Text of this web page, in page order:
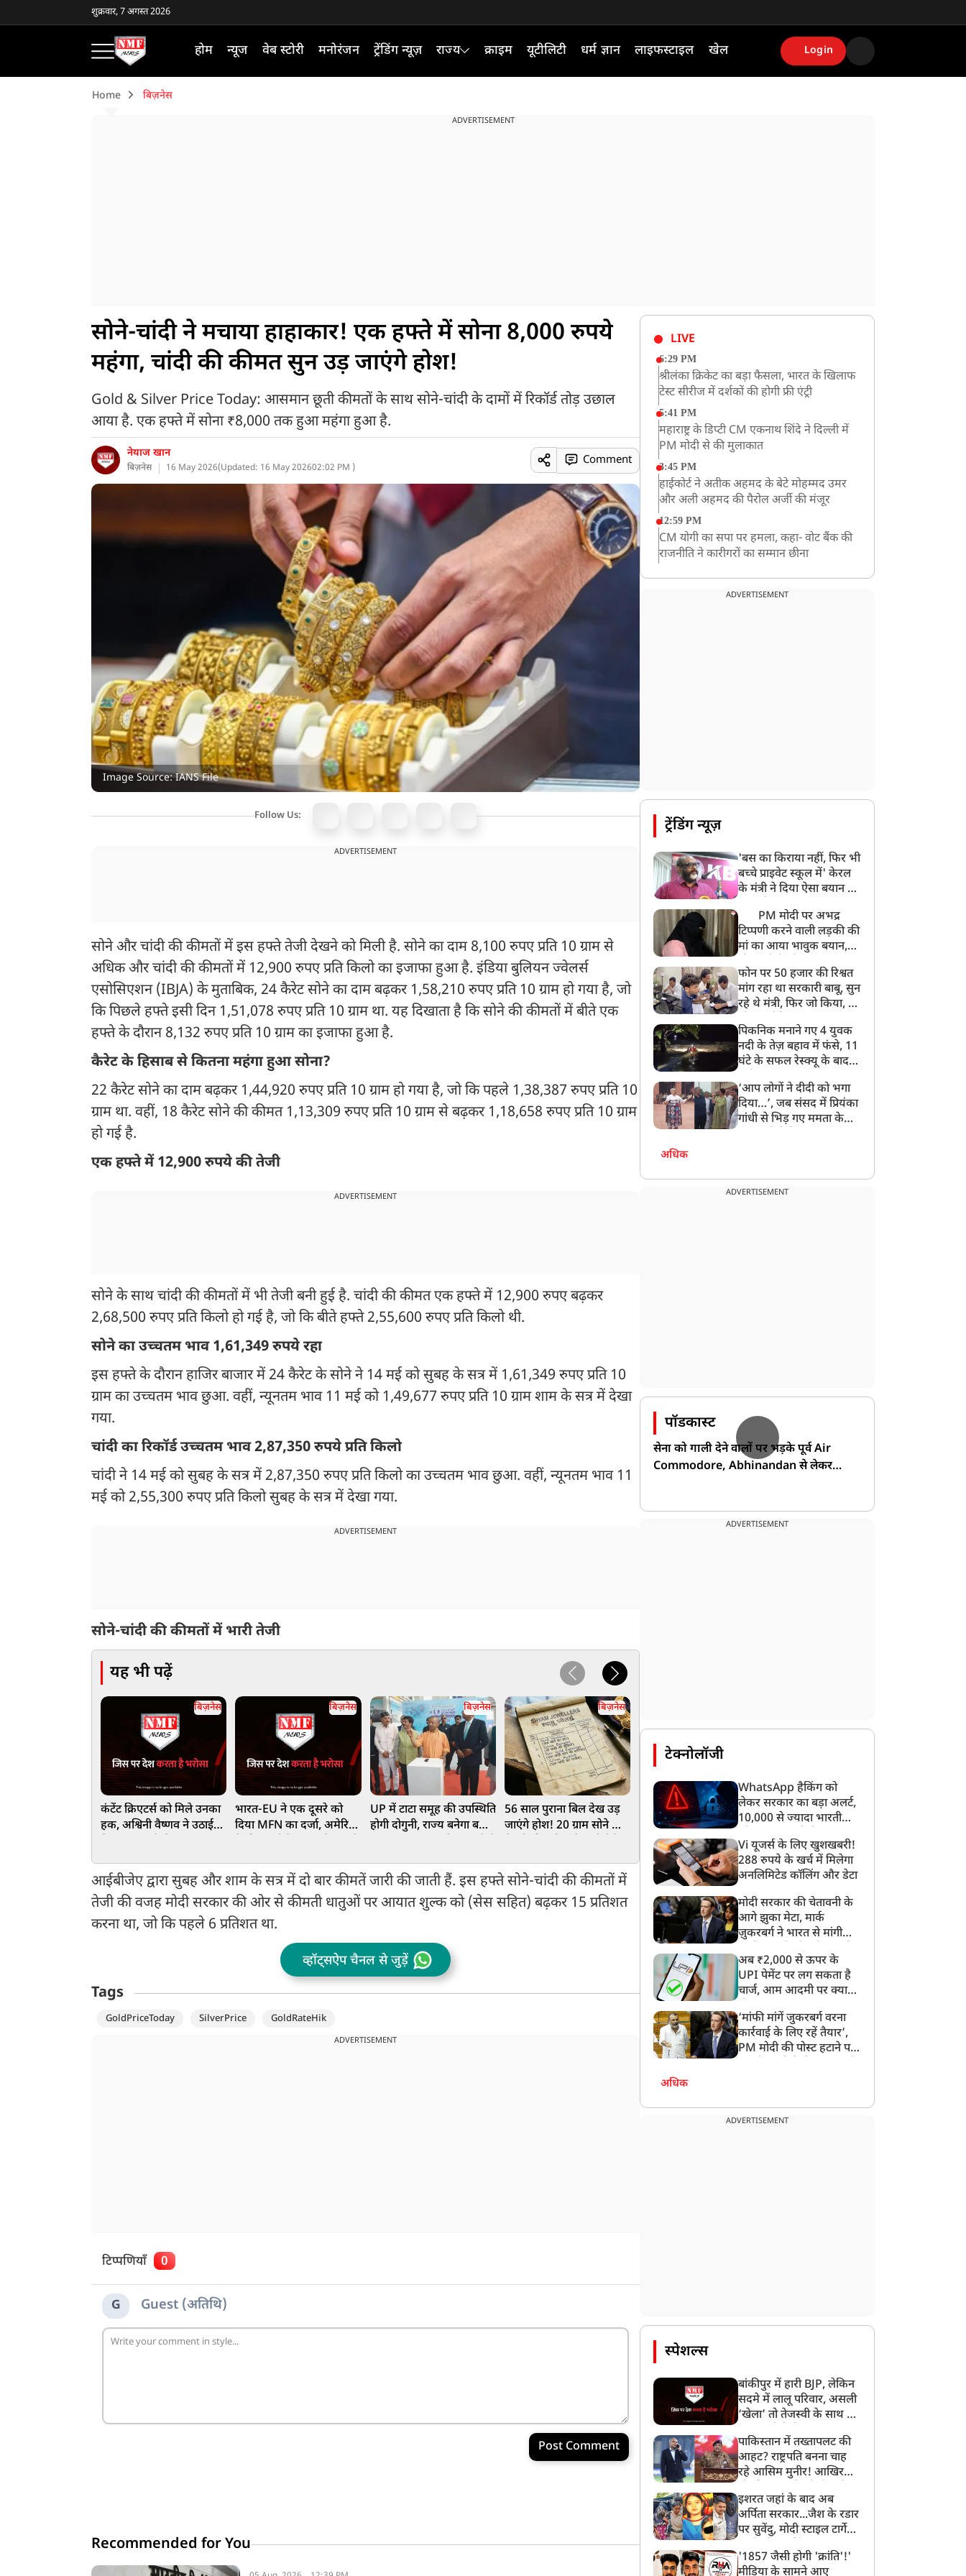
शुक्रवार, 7 अगस्त 2026
होम न्यूज वेब स्टोरी मनोरंजन ट्रेंडिंग न्यूज़ राज्य क्राइम यूटीलिटी धर्म ज्ञान लाइफस्टाइल खेल Login
Home बिज़नेस
ADVERTISEMENT
सोने-चांदी ने मचाया हाहाकार! एक हफ्ते में सोना 8,000 रुपये
महंगा, चांदी की कीमत सुन उड़ जाएंगे होश!
Gold & Silver Price Today: आसमान छूती कीमतों के साथ सोने-चांदी के दामों में रिकॉर्ड तोड़ उछाल
आया है. एक हफ्ते में सोना ₹8,000 तक हुआ महंगा हुआ है.
नेयाज खान
बिज़नेस 16 May 2026(Updated: 16 May 202602:02 PM )
Comment
Image Source: IANS File
Follow Us:
ADVERTISEMENT
सोने और चांदी की कीमतों में इस हफ्ते तेजी देखने को मिली है. सोने का दाम 8,100 रुपए प्रति 10 ग्राम से
अधिक और चांदी की कीमतों में 12,900 रुपए प्रति किलो का इजाफा हुआ है. इंडिया बुलियन ज्वेलर्स
एसोसिएशन (IBJA) के मुताबिक, 24 कैरेट सोने का दाम बढ़कर 1,58,210 रुपए प्रति 10 ग्राम हो गया है, जो
कि पिछले हफ्ते इसी दिन 1,51,078 रुपए प्रति 10 ग्राम था. यह दिखाता है कि सोने की कीमतों में बीते एक
हफ्ते के दौरान 8,132 रुपए प्रति 10 ग्राम का इजाफा हुआ है.
कैरेट के हिसाब से कितना महंगा हुआ सोना?
22 कैरेट सोने का दाम बढ़कर 1,44,920 रुपए प्रति 10 ग्राम हो गया है, जो कि पहले 1,38,387 रुपए प्रति 10
ग्राम था. वहीं, 18 कैरेट सोने की कीमत 1,13,309 रुपए प्रति 10 ग्राम से बढ़कर 1,18,658 रुपए प्रति 10 ग्राम
हो गई है.
एक हफ्ते में 12,900 रुपये की तेजी
ADVERTISEMENT
सोने के साथ चांदी की कीमतों में भी तेजी बनी हुई है. चांदी की कीमत एक हफ्ते में 12,900 रुपए बढ़कर
2,68,500 रुपए प्रति किलो हो गई है, जो कि बीते हफ्ते 2,55,600 रुपए प्रति किलो थी.
सोने का उच्चतम भाव 1,61,349 रुपये रहा
इस हफ्ते के दौरान हाजिर बाजार में 24 कैरेट के सोने ने 14 मई को सुबह के सत्र में 1,61,349 रुपए प्रति 10
ग्राम का उच्चतम भाव छुआ. वहीं, न्यूनतम भाव 11 मई को 1,49,677 रुपए प्रति 10 ग्राम शाम के सत्र में देखा
गया.
चांदी का रिकॉर्ड उच्चतम भाव 2,87,350 रुपये प्रति किलो
चांदी ने 14 मई को सुबह के सत्र में 2,87,350 रुपए प्रति किलो का उच्चतम भाव छुआ. वहीं, न्यूनतम भाव 11
मई को 2,55,300 रुपए प्रति किलो सुबह के सत्र में देखा गया.
ADVERTISEMENT
सोने-चांदी की कीमतों में भारी तेजी
यह भी पढ़ें
बिज़नेस
कंटेंट क्रिएटर्स को मिले उनका
हक, अश्विनी वैष्णव ने उठाई
बिज़नेस
भारत-EU ने एक दूसरे को
दिया MFN का दर्जा, अमेरिका
बिज़नेस
UP में टाटा समूह की उपस्थिति
होगी दोगुनी, राज्य बनेगा बड़ा
रोजगार
बिज़नेस
56 साल पुराना बिल देख उड़
जाएंगे होश! 20 ग्राम सोने की
सोने की धीमी चाल, लेकिन
चांदी ने पकड़ी तेज रफ्तार,
2.73 लाख रुपये के पार, जानें
आज के ताजा भाव
अमेरिका-ईरान के बीच जंग का
असर, कच्चे तेल की कीमतों में
उछाल, 1 प्रतिशत तक महंगा
हुआ क्रूड ऑयल
आईबीजेए द्वारा सुबह और शाम के सत्र में दो बार कीमतें जारी की जाती हैं. इस हफ्ते सोने-चांदी की कीमतों में
तेजी की वजह मोदी सरकार की ओर से कीमती धातुओं पर आयात शुल्क को (सेस सहित) बढ़कर 15 प्रतिशत
करना था, जो कि पहले 6 प्रतिशत था.
व्हॉट्सऐप चैनल से जुड़ें
Tags
GoldPriceToday SilverPrice GoldRateHik
ADVERTISEMENT
टिप्पणियाँ 0
G Guest (अतिथि)
Post Comment
Recommended for You
LIVE
6:29 PM
श्रीलंका क्रिकेट का बड़ा फैसला, भारत के खिलाफ
टेस्ट सीरीज में दर्शकों की होगी फ्री एंट्री
5:41 PM
महाराष्ट्र के डिप्टी CM एकनाथ शिंदे ने दिल्ली में
PM मोदी से की मुलाकात
3:45 PM
हाईकोर्ट ने अतीक अहमद के बेटे मोहम्मद उमर
और अली अहमद की पैरोल अर्जी की मंजूर
12:59 PM
CM योगी का सपा पर हमला, कहा- वोट बैंक की
राजनीति ने कारीगरों का सम्मान छीना
रांची में अनशनकारी राहुल की तबीयत बिगड़ी!
ADVERTISEMENT
ट्रेंडिंग न्यूज़
'बस का किराया नहीं, फिर भी
बच्चे प्राइवेट स्कूल में' केरल
के मंत्री ने दिया ऐसा बयान की
PM मोदी पर अभद्र
टिप्पणी करने वाली लड़की की
मां का आया भावुक बयान,
बेटी को गोद लें प्रधानमंत्री
फोन पर 50 हजार की रिश्वत
मांग रहा था सरकारी बाबू, सुन
रहे थे मंत्री, फिर जो किया, वो
पिकनिक मनाने गए 4 युवक
नदी के तेज़ बहाव में फंसे, 11
घंटे के सफल रेस्क्यू के बाद
‘आप लोगों ने दीदी को भगा
दिया…’, जब संसद में प्रियंका
गांधी से भिड़ गए ममता के
अधिक
ADVERTISEMENT
पॉडकास्ट
सेना को गाली देने वालों पर भड़के पूर्व Air
Commodore, Abhinandan से लेकर
ADVERTISEMENT
टेक्नोलॉजी
WhatsApp हैकिंग को
लेकर सरकार का बड़ा अलर्ट,
10,000 से ज्यादा भारतीयों
गया
Vi यूजर्स के लिए खुशखबरी!
288 रुपये के खर्च में मिलेगा
अनलिमिटेड कॉलिंग और डेटा
मोदी सरकार की चेतावनी के
आगे झुका मेटा, मार्क
ज़ुकरबर्ग ने भारत से मांगी
अब ₹2,000 से ऊपर के
UPI पेमेंट पर लग सकता है
चार्ज, आम आदमी पर क्या
‘मांफी मांगें जुकरबर्ग वरना
कार्रवाई के लिए रहें तैयार’,
PM मोदी की पोस्ट हटाने पर
अधिक
ADVERTISEMENT
स्पेशल्स
बांकीपुर में हारी BJP, लेकिन
सदमे में लालू परिवार, असली
‘खेला’ तो तेजस्वी के साथ हो
पाकिस्तान में तख्तापलट की
आहट? राष्ट्रपति बनना चाह
रहे आसिम मुनीर! आखिर
बनाया मोहरा?
इशरत जहां के बाद अब
अर्पिता सरकार...जैश के रडार
पर सुवेंदु, मोदी स्टाइल टार्गेट
बड़ा एक्शन!
'1857 जैसी होगी 'क्रांति'!'
मीडिया के सामने आए